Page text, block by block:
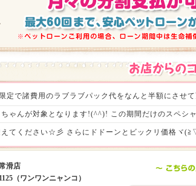
定で諸費用のラブラブパック代をなんと半額にさせ
ゃんが対象となります!(^^)! この期間だけのスペシ
てください☆彡 さらにドドーンとビックリ価格ヾ
税込107,800円）
滑店
（ワンワンニャンコ）